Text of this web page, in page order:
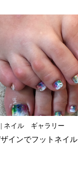
ネイル ギャラリー
インでフットネイル